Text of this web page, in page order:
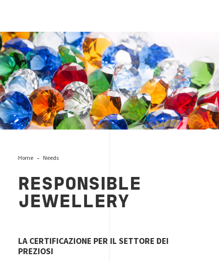
jewels-rjc
Home Needs
RESPONSIBLE
JEWELLERY
LA CERTIFICAZIONE PER IL SETTORE DEI
PREZIOSI